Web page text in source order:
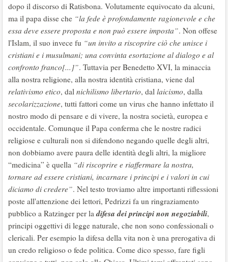
dopo il discorso di Ratisbona. Volutamente equivocato da alcuni,
ma il papa disse che “la fede è profondamente ragionevole e che
essa deve essere proposta e non può essere imposta”. Non offese
l'Islam, il suo invece fu “un invito a riscoprire ciò che unisce i
cristiani e i musulmani; una convinta esortazione al dialogo e al
confronto franco[...]”. Tuttavia per Benedetto XVI, la minaccia
alla nostra religione, alla nostra identità cristiana, viene dal
relativismo etico, dal nichilismo libertario, dal laicismo, dalla
secolarizzazione, tutti fattori come un virus che hanno infettato il
nostro modo di pensare e di vivere, la nostra società, europea e
occidentale. Comunque il Papa conferma che le nostre radici
religiose e culturali non si difendono negando quelle degli altri,
non dobbiamo avere paura delle identità degli altri, la migliore
“medicina” è quella “di riscoprire e riaffermare la nostra,
tornare ad essere cristiani, incarnare i principi e i valori in cui
diciamo di credere”. Nel testo troviamo altre importanti riflessioni
poste all'attenzione dei lettori, Pedrizzi fa un ringraziamento
pubblico a Ratzinger per ladifesa dei principi non negoziabili,
principi oggettivi di legge naturale, che non sono confessionali o
clericali. Per esempio la difesa della vita non è una prerogativa di
un credo religioso o fede politica. Come dico spesso, fare figli